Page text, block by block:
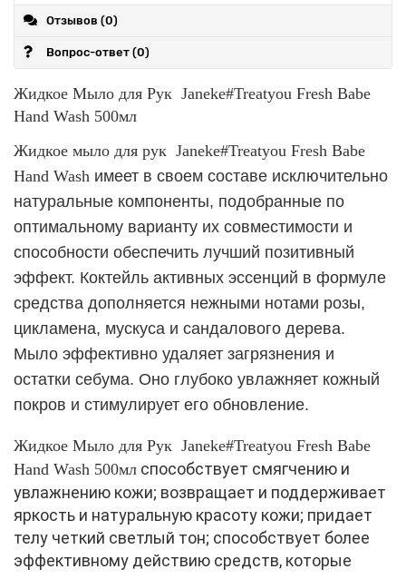
Отзывов (0)
Вопрос-ответ (0)
Жидкое Мыло для Рук Janeke#Treatyou Fresh Babe
Hand Wash 500мл
Жидкое мыло для рук Janeke#Treatyou Fresh Babe
Hand Wash имеет в своем составе исключительно
натуральные компоненты, подобранные по
оптимальному варианту их совместимости и
способности обеспечить лучший позитивный
эффект. Коктейль активных эссенций в формуле
средства дополняется нежными нотами розы,
цикламена, мускуса и сандалового дерева.
Мыло эффективно удаляет загрязнения и
остатки себума. Оно глубоко увлажняет кожный
покров и стимулирует его обновление.
Жидкое Мыло для Рук Janeke#Treatyou Fresh Babe
Hand Wash 500мл способствует смягчению и
увлажнению кожи; возвращает и поддерживает
яркость и натуральную красоту кожи; придает
телу четкий светлый тон; способствует более
эффективному действию средств, которые